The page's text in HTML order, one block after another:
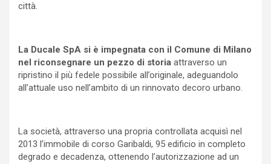
città.
La Ducale SpA si è impegnata con il Comune di Milano
nel riconsegnare un pezzo di storia attraverso un
ripristino il più fedele possibile all’originale, adeguandolo
all’attuale uso nell’ambito di un rinnovato decoro urbano.
La società, attraverso una propria controllata acquisì nel
2013 l’immobile di corso Garibaldi, 95 edificio in completo
degrado e decadenza, ottenendo l’autorizzazione ad un